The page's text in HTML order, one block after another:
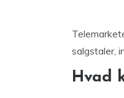
salgstaler,
Hvad